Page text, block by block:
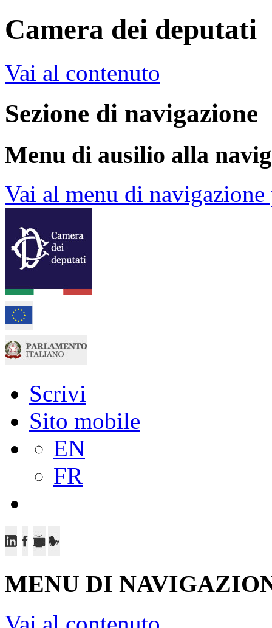
Camera dei deputati
Vai al contenuto
Sezione di navigazione
Menu di ausilio alla
Vai al menu di
Scrivi
Sito mobile
EN
FR
MENU DI